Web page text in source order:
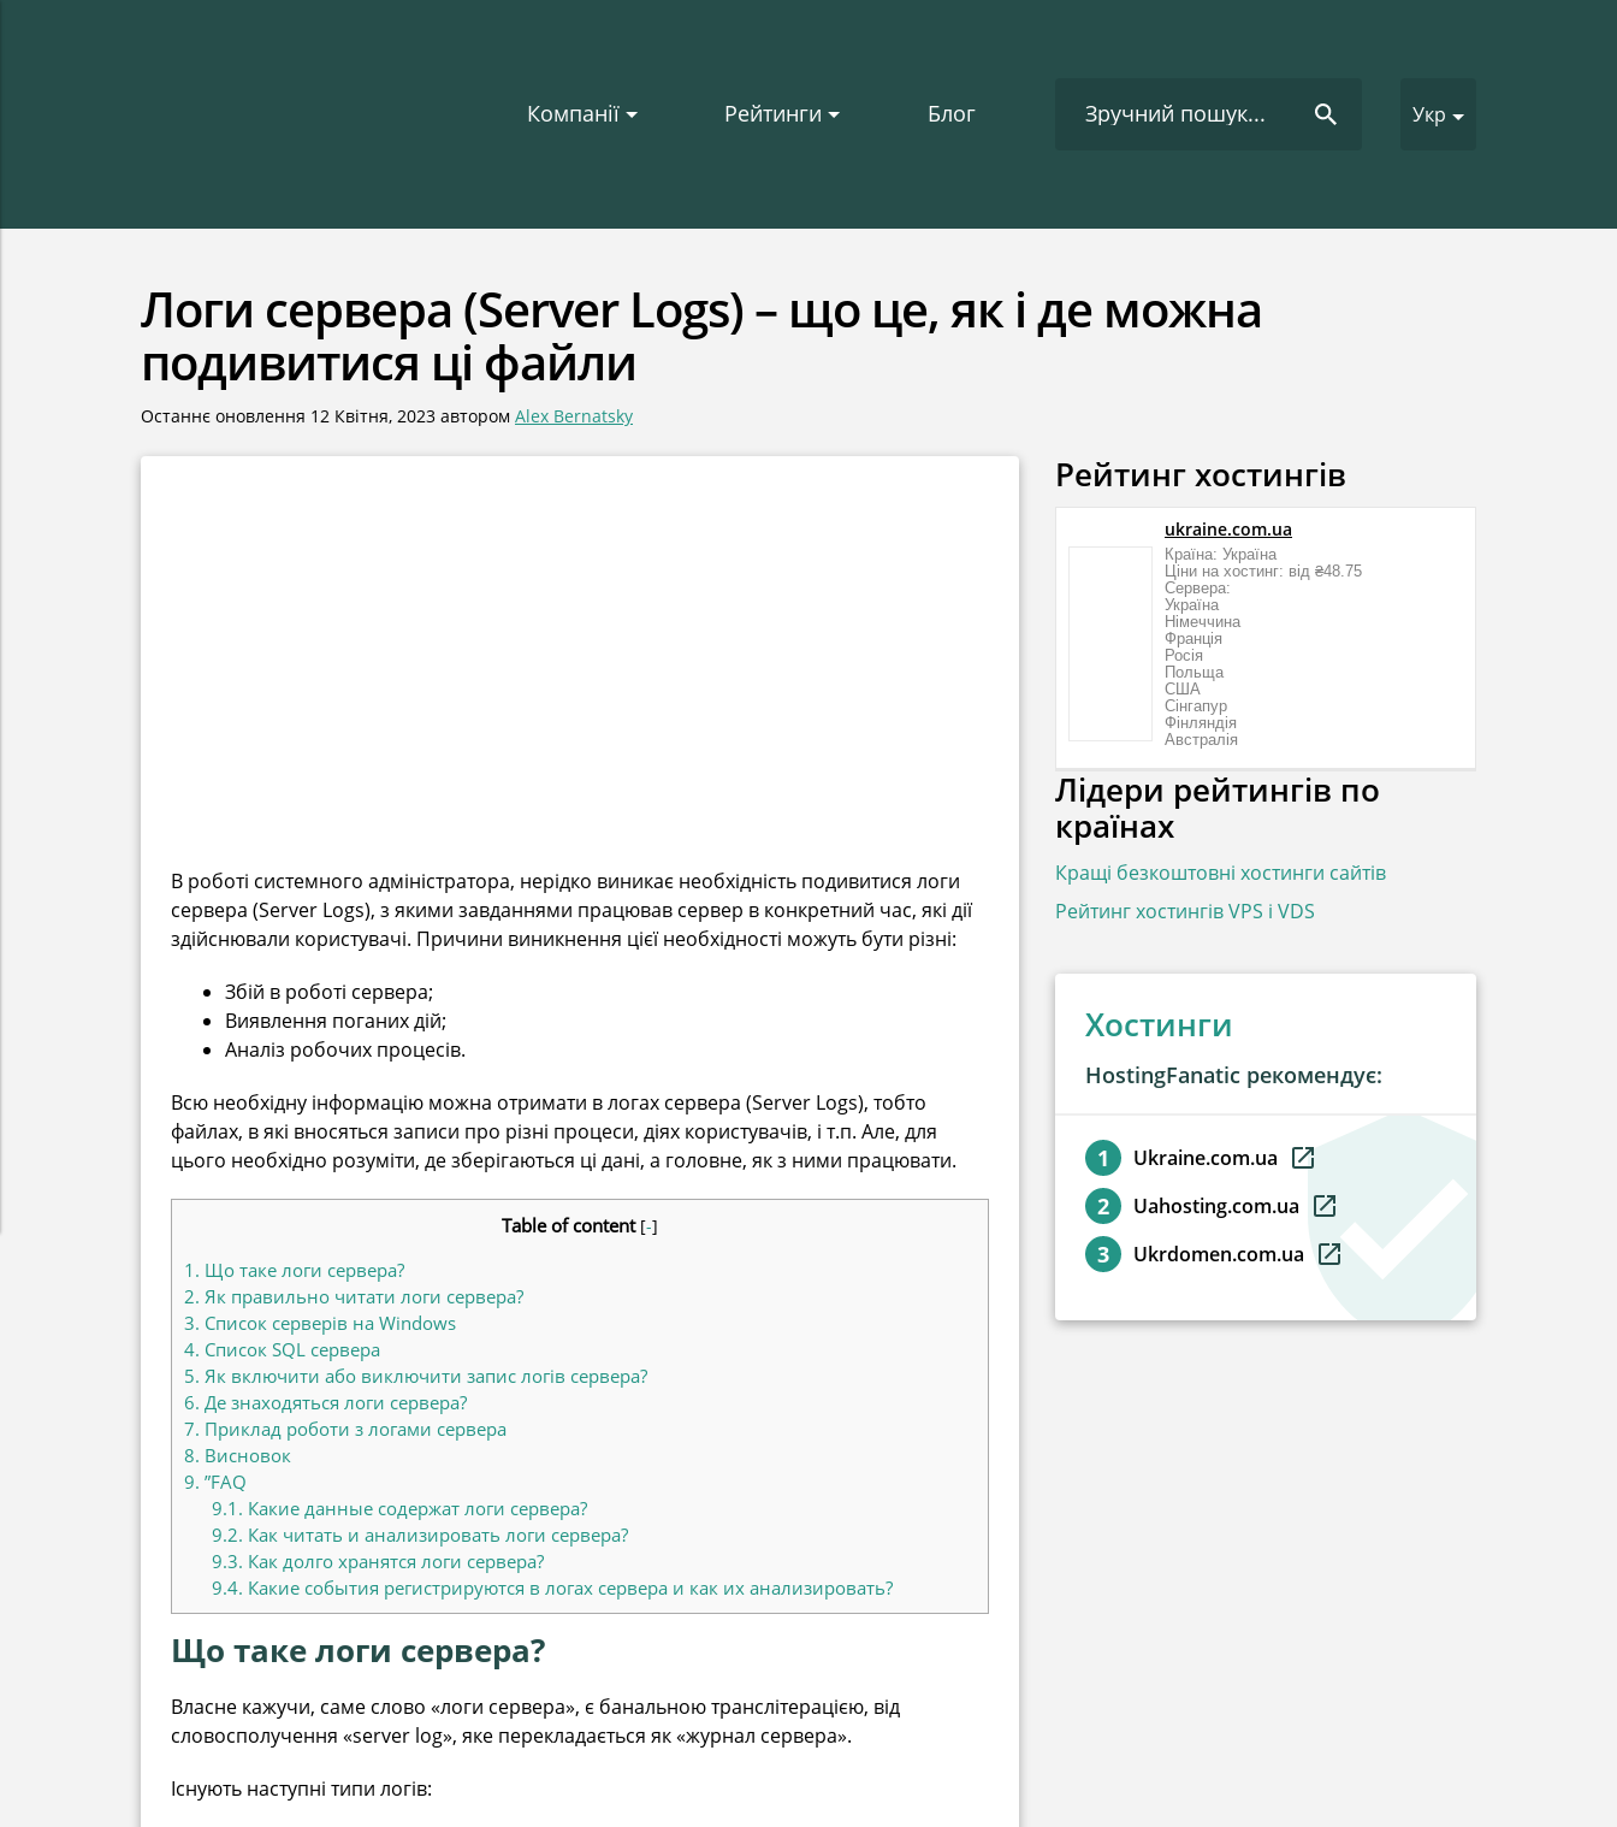
Компанії Рейтинги Блог Укр
Логи сервера (Server Logs) – що це, як і де можна
подивитися ці файли
Останнє оновлення 12 Квітня, 2023 автором Alex Bernatsky
В роботі системного адміністратора, нерідко виникає необхідність подивитися логи
сервера (Server Logs), з якими завданнями працював сервер в конкретний час, які дії
здійснювали користувачі. Причини виникнення цієї необхідності можуть бути різні:
Збій в роботі сервера;
Виявлення поганих дій;
Аналіз робочих процесів.
Всю необхідну інформацію можна отримати в логах сервера (Server Logs), тобто
файлах, в які вносяться записи про різні процеси, діях користувачів, і т.п. Але, для
цього необхідно розуміти, де зберігаються ці дані, а головне, як з ними працювати.
Table of content [-]
1. Що таке логи сервера?
2. Як правильно читати логи сервера?
3. Список серверів на Windows
4. Список SQL сервера
5. Як включити або виключити запис логів сервера?
6. Де знаходяться логи сервера?
7. Приклад роботи з логами сервера
8. Висновок
9. ”FAQ
9.1. Какие данные содержат логи сервера?
9.2. Как читать и анализировать логи сервера?
9.3. Как долго хранятся логи сервера?
9.4. Какие события регистрируются в логах сервера и как их анализировать?
Що таке логи сервера?
Власне кажучи, саме слово «логи сервера», є банальною транслітерацією, від
словосполучення «server log», яке перекладається як «журнал сервера».
Існують наступні типи логів:
Рейтинг хостингів
ukraine.com.ua
Країна: Україна
Ціни на хостинг: від ₴48.75
Сервера:
Україна
Німеччина
Франція
Росія
Польща
США
Сінгапур
Фінляндія
Австралія
Лідери рейтингів по
країнах
Кращі безкоштовні хостинги сайтів
Рейтинг хостингів VPS і VDS
Хостинги
HostingFanatic рекомендує:
Ukraine.com.ua
Uahosting.com.ua
Ukrdomen.com.ua